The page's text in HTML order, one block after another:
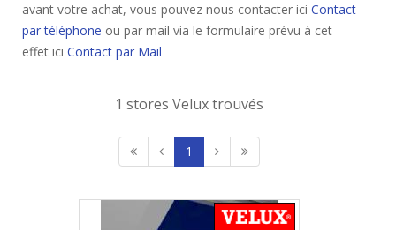
avant votre achat, vous pouvez nous contacter ici Contact
par téléphone ou par mail via le formulaire prévu à cet
effet ici Contact par Mail
1 stores Velux trouvés
1